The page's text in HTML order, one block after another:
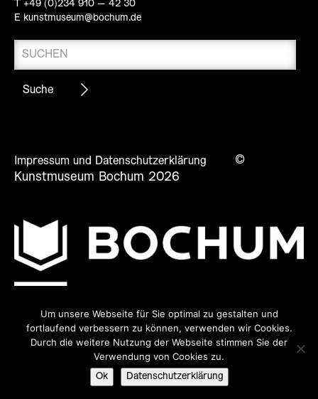
T +49 (0)234 910 – 42 30
E kunstmuseum@bochum.de
Impressum und Datenschutzerklärung
©
Kunstmuseum Bochum 2026
Um unsere Webseite für Sie optimal zu gestalten und
fortlaufend verbessern zu können, verwenden wir Cookies.
Durch die weitere Nutzung der Webseite stimmen Sie der
Verwendung von Cookies zu.
Ok Datenschutzerklärung